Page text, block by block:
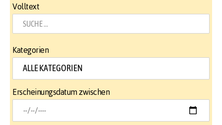
Volltext
Kategorien
Erscheinungsdatum zwischen